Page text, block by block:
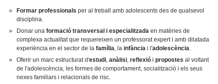
Formar professionalsper al treball amb adolescents des de qualsevol
disciplina.
Donar unaformació transversal i especialitzada en matèries de
complexa actualitat que requereixen un professorat expert i amb dilatada
experiència en el sector de la família, la infància i l'adolescència.
Oferir un marc estructurat d'estudi,anàlisi,reflexió ipropostes al voltant
de l'adolescència, les formes de comportament, socialització i els seus
nexes familiars i relacionals de risc.